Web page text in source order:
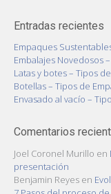
Entradas recientes
Empaques
Embalajes Novedosos
Latas y botes – Tipos
Botellas – Tipos de
Envasado al vacío –
Comentarios
Joel Coronel Murillo en
presentación
Benjamin Reyes en